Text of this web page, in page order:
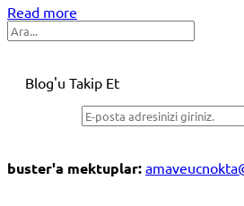
Share
Read more
Search
Blog'u Takip Et
buster'a mektuplar: